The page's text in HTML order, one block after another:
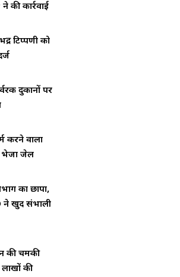
की कार्रवाई
टिप्पणी को
दुकानों पर
करने वाला
भेजा जेल
का छापा,
ने खुद संभाली
की चमकी
की